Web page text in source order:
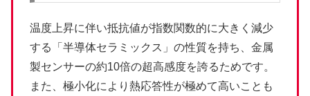
温度上昇に伴い抵抗値が指数関数的に大きく減少
する「半導体セラミックス」の性質を持ち、金属
製センサーの約10倍の超高感度を誇るためです。
また、極小化により熱応答性が極めて高いことも